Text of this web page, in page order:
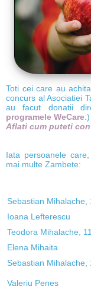
Toti cei care au
concurs al Asociatiei
au facut donatii
programele WeCare
Aflati cum puteti
Iata persoanele
mai multe Zambete:
Sebastian Mihalache,
Ioana Lefterescu
Teodora Mihalache,
Elena Mihaita
Sebastian Mihalache,
Valeriu Penes